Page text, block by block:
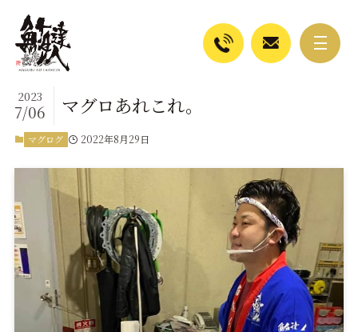
マグロあれこれ。
2023
7/06
マグログ 2022年8月29日